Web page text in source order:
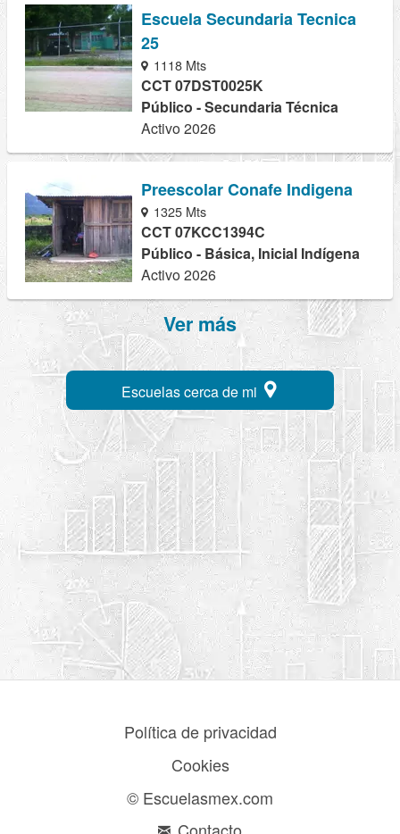
Escuela Secundaria Tecnica
25
1118 Mts
CCT 07DST0025K
Público - Secundaria Técnica
Activo 2026
Preescolar Conafe Indigena
1325 Mts
CCT 07KCC1394C
Público - Básica, Inicial Indígena
Activo 2026
Ver más
Escuelas cerca de mi
Política de privacidad
Cookies
© Escuelasmex.com